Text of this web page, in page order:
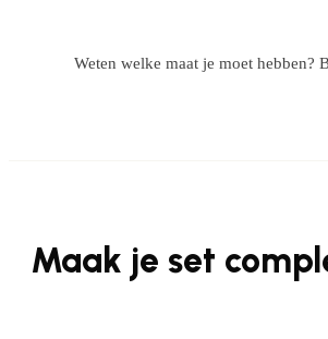
Weten welke maat je moet hebben?
Maak je set